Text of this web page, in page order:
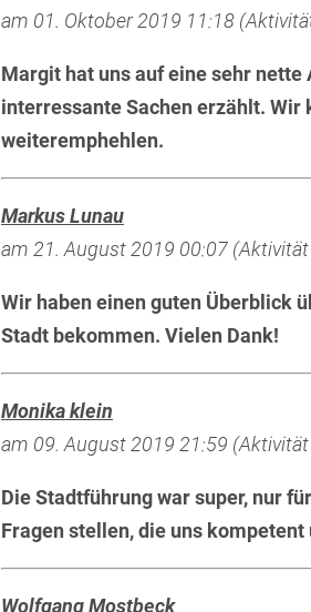
am 01. Oktober 2019 11:18
Margit hat uns auf eine sehr
interressante Sachen erzählt. Wir
weiteremphehlen.
Markus Lunau
am 21. August 2019 00:07
Wir haben einen guten Überblick
Stadt bekommen. Vielen Dank!
Monika klein
am 09. August 2019 21:59
Die Stadtführung war super, nur
Fragen stellen, die uns
Wolfgang Mostbeck